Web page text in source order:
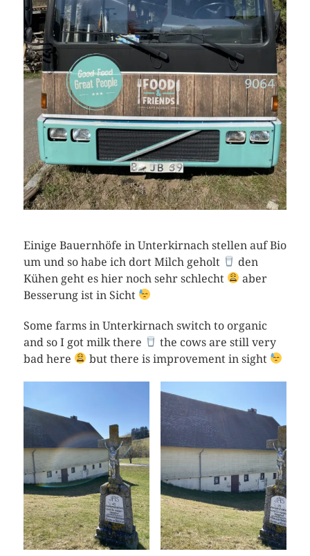
Einige Bauernhöfe in Unterkirnach stellen auf Bio
um und so habe ich dort Milch geholt
den
Kühen geht es hier noch sehr schlecht
aber
Besserung ist in Sicht
Some farms in Unterkirnach switch to organic
and so I got milk there
the cows are still very
bad here
but there is improvement in sight